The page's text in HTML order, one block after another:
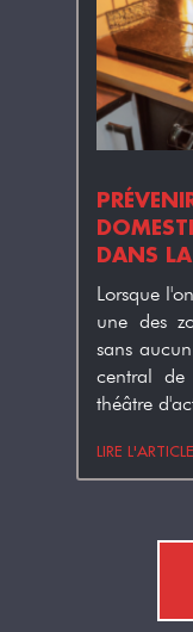
DANS
Lorsque
une des
sans
central de
théâtre
LIRE L'ARTICLE